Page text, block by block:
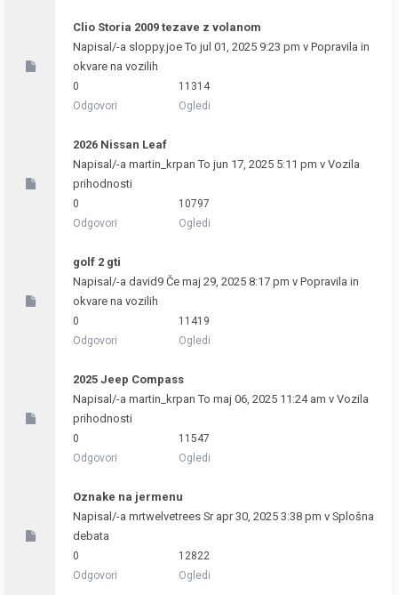
Clio Storia 2009 tezave z volanom
Napisal/-a sloppy.joeTo jul 01, 2025 9:23 pm v Popravila in
okvare na vozilih
0
Odgovori
11314
Ogledi
2026 Nissan Leaf
Napisal/-a martin_krpan To jun 17, 2025 5:11 pm v Vozila
prihodnosti
0
Odgovori
10797
Ogledi
golf 2 gti
Napisal/-a david9 Če maj 29, 2025 8:17 pm v Popravila in
okvare na vozilih
0
Odgovori
11419
Ogledi
2025 Jeep Compass
Napisal/-a martin_krpan To maj 06, 2025 11:24 am v Vozila
prihodnosti
0
Odgovori
11547
Ogledi
Oznake na jermenu
Napisal/-a mrtwelvetrees Sr apr 30, 2025 3:38 pm v Splošna
debata
0
Odgovori
12822
Ogledi